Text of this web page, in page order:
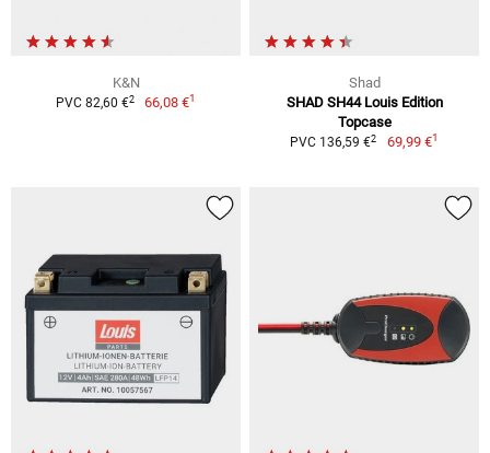
K&N
PVC 82,60 €2 66,08 €1
Shad
SHAD SH44 Louis Edition
Topcase
PVC 136,59 €2 69,99 €1